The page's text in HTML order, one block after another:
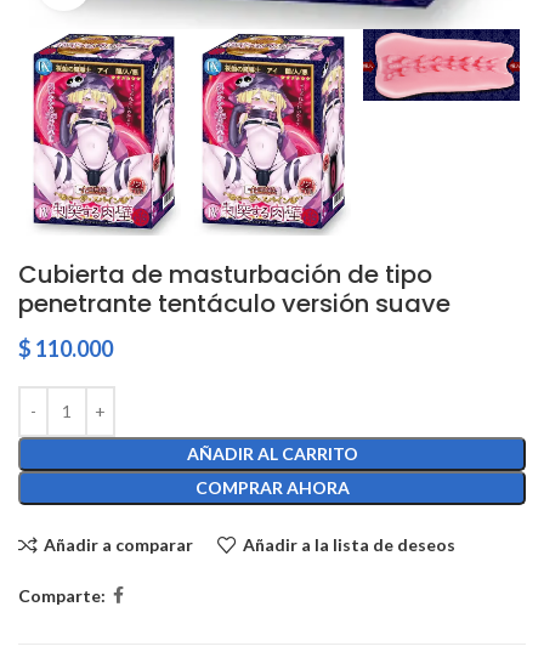
Cubierta de masturbación de tipo
penetrante tentáculo versión suave
$ 110.000
AÑADIR AL CARRITO
COMPRAR AHORA
Añadir a comparar Añadir a la lista de deseos
Comparte: